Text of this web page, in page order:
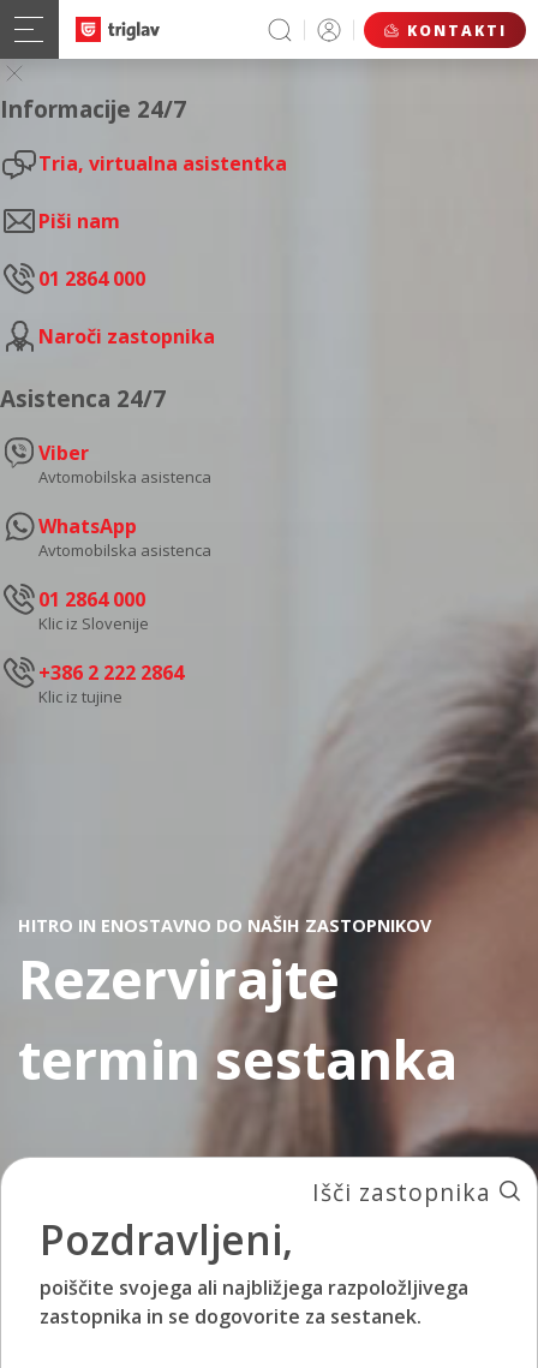
KONTAKTI
Informacije 24/7
Tria, virtualna asistentka
Piši nam
01 2864 000
Naroči zastopnika
Asistenca 24/7
Viber
Avtomobilska asistenca
WhatsApp
Avtomobilska asistenca
01 2864 000
Klic iz Slovenije
+386 2 222 2864
Klic iz tujine
HITRO IN ENOSTAVNO DO NAŠIH ZASTOPNIKOV
Rezervirajte
termin sestanka
Išči zastopnika
Pozdravljeni,
poiščite svojega ali najbližjega razpoložljivega
zastopnika in se dogovorite za sestanek.